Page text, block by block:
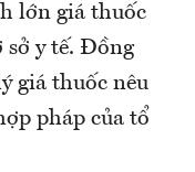
lớn giá thuốc
sở y tế. Đồng
giá thuốc nêu
pháp của tổ